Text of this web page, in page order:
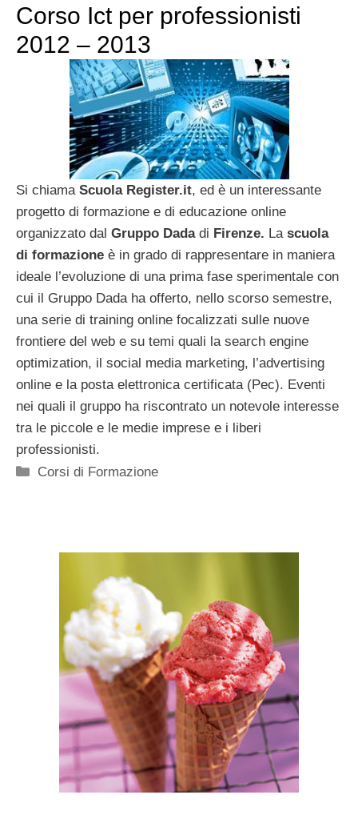
Corso Ict per professionisti
2012 – 2013
Si chiama Scuola Register.it, ed è un interessante
progetto di formazione e di educazione online
organizzato dal Gruppo Dadadi Firenze. La scuola
di formazione è in grado di rappresentare in maniera
ideale l’evoluzione di una prima fase sperimentale con
cui il Gruppo Dada ha offerto, nello scorso semestre,
una serie di training online focalizzati sulle nuove
frontiere del web e su temi quali la search engine
optimization, il social media marketing, l’advertising
online e la posta elettronica certificata (Pec). Eventi
nei quali il gruppo ha riscontrato un notevole interesse
tra le piccole e le medie imprese e i liberi
professionisti.
Categorie
Corsi di Formazione